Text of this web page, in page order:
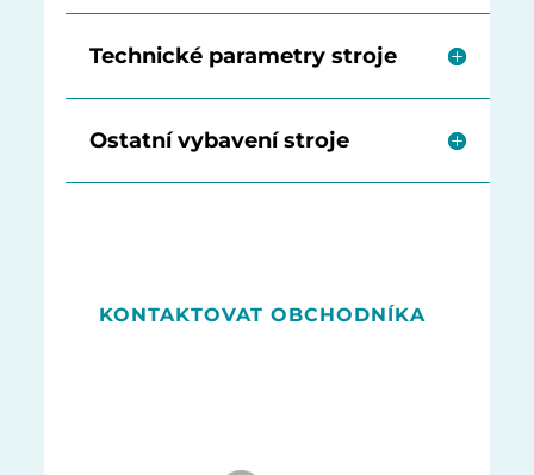
Technické parametry stroje
Ostatní vybavení stroje
KONTAKTOVAT OBCHODNÍKA